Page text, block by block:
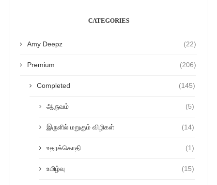
CATEGORIES
Amy Deepz (22)
Premium (206)
Completed (145)
ஆருவம் (5)
இருளில் மறுகும் விழிகள் (14)
உதரக்கொதி (1)
உமிழ்வு (15)